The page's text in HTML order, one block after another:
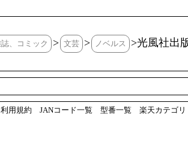
、コミック > 文芸 > ノベルス >光風社出
利用規約 JANコード一覧 型番一覧 楽天カテゴリ